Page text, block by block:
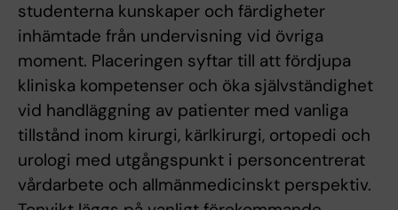
studenterna kunskaper och färdigheter
inhämtade från undervisning vid övriga
moment. Placeringen syftar till att fördjupa
kliniska kompetenser och öka självständighet
vid handläggning av patienter med vanliga
tillstånd inom kirurgi, kärlkirurgi, ortopedi och
urologi med utgångspunkt i personcentrerat
vårdarbete och allmänmedicinskt perspektiv.